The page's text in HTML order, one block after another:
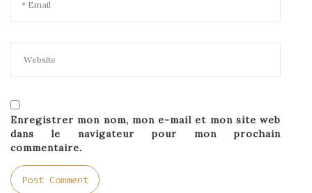
Enregistrer mon nom, mon e-mail et mon site web
dans le navigateur pour mon prochain
commentaire.